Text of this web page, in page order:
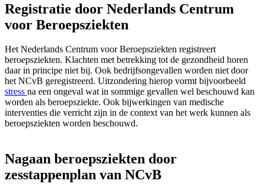
Registratie door Nederlands Centrum
voor Beroepsziekten
Het Nederlands Centrum voor Beroepsziekten registreert
beroepsziekten. Klachten met betrekking tot de gezondheid horen
daar in principe niet bij. Ook bedrijfsongevallen worden niet door
het NCvB geregistreerd. Uitzondering hierop vormt bijvoorbeeld
stress na een ongeval wat in sommige gevallen wel beschouwd kan
worden als beroepsziekte. Ook bijwerkingen van medische
interventies die verricht zijn in de context van het werk kunnen als
beroepsziekten worden beschouwd.
Nagaan beroepsziekten door
zesstappenplan van NCvB